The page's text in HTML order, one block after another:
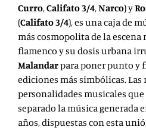
Curro,Califato 3/4,Narco) y
(Califato 3/4), es una caja de
más cosmopolita de la
flamenco y su dosis urbana
Malandarpara poner punto y
ediciones más simbólicas. Las
personalidades musicales
separado la música generada
años, dispuestas con esta